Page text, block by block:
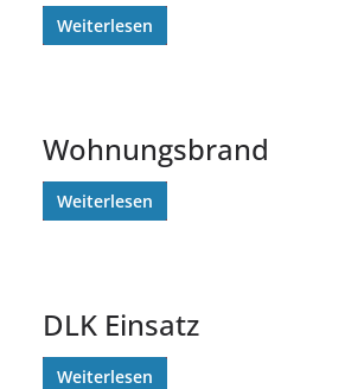
Weiterlesen
Wohnungsbrand
Weiterlesen
DLK Einsatz
Weiterlesen